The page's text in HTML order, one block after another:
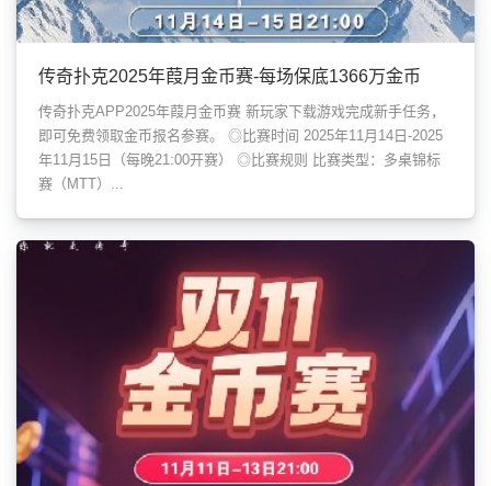
传奇扑克2025年葭月金币赛-每场保底1366万金币
传奇扑克APP2025年葭月金币赛 新玩家下载游戏完成新手任务，
即可免费领取金币报名参赛。 ◎比赛时间 2025年11月14日-2025
年11月15日（每晚21:00开赛） ◎比赛规则 比赛类型：多桌锦标
赛（MTT）...